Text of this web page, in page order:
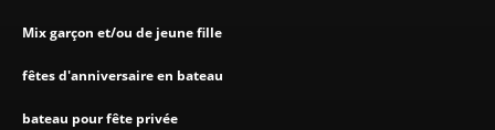
Mix garçon et/ou de jeune fille
fêtes d'anniversaire en bateau
bateau pour fête privée